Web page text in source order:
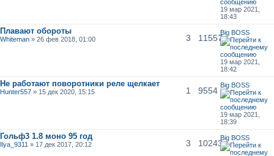
19 мар 2021,
18:43
Плавают обороты
Whiteman » 26 фев 2018, 01:00 3 11557
Big BOSS
19 мар 2021,
18:42
Не работают поворотники реле щелкает
Hunter557 » 15 дек 2020, 15:15 1 9554
Big BOSS
19 мар 2021,
18:39
Гольф3 1.8 моно 95 год
Ilya_9311 » 17 дек 2017, 20:12 3 10243
Big BOSS